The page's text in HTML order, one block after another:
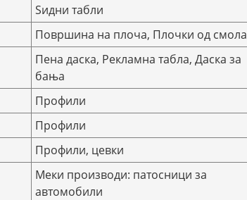
Ѕидни табли
Површина на плоча, Плочки од смола
Пена даска, Рекламна табла, Даска за
бања
Профили
Профили
Профили, цевки
Меки производи: патосници за
автомобили